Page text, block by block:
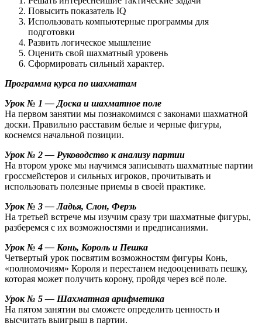
Повысить показатель IQ
Использовать компьютерные программы для
подготовки
Развить логическое мышление
Оценить свой шахматный уровень
Сформировать сильный характер.
Программа курса по шахматам
Урок № 1 — Доска и шахматное поле
На первом занятии мы познакомимся с законами шахматной
доски. Правильно расставим белые и черные фигуры,
коснемся начальной позиции.
Урок № 2 — Руководство к анализу партии
На втором уроке мы научимся записывать шахматные партии
гроссмейстеров и сильных игроков, прочитывать и
использовать полезные приемы в своей практике.
Урок № 3 — Ладья, Слон, Ферзь
На третьей встрече мы изучим сразу три шахматные фигуры,
разберемся с их возможностями и предписаниями.
Урок № 4 — Конь, Король и Пешка
Четвертый урок посвятим возможностям фигуры Конь,
«полномочиям» Короля и перестанем недооценивать пешку,
которая может получить корону, пройдя через всё поле.
Урок № 5 — Шахматная арифметика
На пятом занятии вы сможете определить ценность и
высчитать выигрыш в партии.